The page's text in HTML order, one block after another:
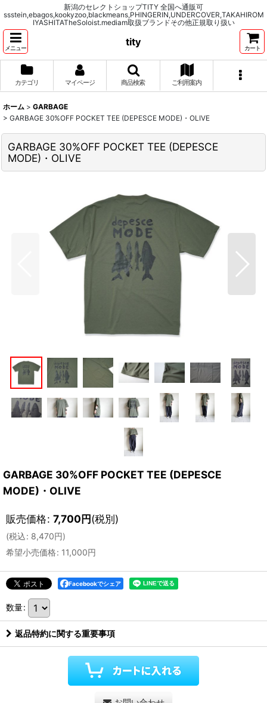
新潟のセレクトショップTITY 全国へ通販可
ssstein,ebagos,kookyzoo,blackmeans,PHINGERIN,UNDERCOVER,TAKAHIROM
IYASHITATheSoloist.mediam取扱ブランドその他正規取り扱い
メニュー
tity
カート
カテゴリ マイページ 商品検索 ご利用案内
ホーム > GARBAGE
> GARBAGE 30%OFF POCKET TEE (DEPESCE MODE)・OLIVE
GARBAGE 30%OFF POCKET TEE (DEPESCE
MODE)・OLIVE
GARBAGE 30%OFF POCKET TEE (DEPESCE
MODE)・OLIVE
販売価格: 7,700円(税別)
(税込: 8,470円)
希望小売価格: 11,000円
Facebookでシェア
数量:
返品特約に関する重要事項